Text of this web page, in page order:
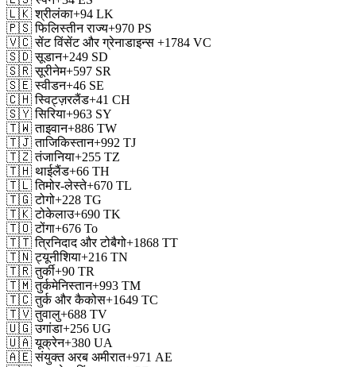
🇱🇰 श्रीलंका+94 LK
🇵🇸 फिलिस्तीन राज्य+970 PS
🇻🇨 सेंट विंसेंट और ग्रेनाडाइन्स +1784 VC
🇸🇩 सूडान+249 SD
🇸🇷 सूरीनेम+597 SR
🇸🇪 स्वीडन+46 SE
🇨🇭 स्विट्ज़रलैंड+41 CH
🇸🇾 सिरिया+963 SY
🇹🇼 ताइवान+886 TW
🇹🇯 ताजिकिस्तान+992 TJ
🇹🇿 तंजानिया+255 TZ
🇹🇭 थाईलैंड+66 TH
🇹🇱 तिमोर-लेस्ते+670 TL
🇹🇬 टोगो+228 TG
🇹🇰 टोकेलाउ+690 TK
🇹🇴 टोंगा+676 To
🇹🇹 त्रिनिदाद और टोबैगो+1868 TT
🇹🇳 ट्यूनीशिया+216 TN
🇹🇷 तुर्की+90 TR
🇹🇲 तुर्कमेनिस्तान+993 TM
🇹🇨 तुर्क और कैकोस+1649 TC
🇹🇻 तुवालु+688 TV
🇺🇬 उगांडा+256 UG
🇺🇦 यूक्रेन+380 UA
🇦🇪 संयुक्त अरब अमीरात+971 AE